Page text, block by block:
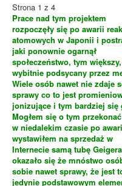
Strona 1 z 4
Prace nad tym projektem
rozpoczęły się po awarii
atomowych w Japonii i
jaki ponownie ogarnął
społeczeństwo, tym
wybitnie podsycany przez
Wiele osób nawet nie zdaje
sprawy co to jest
jonizujące i tym bardziej się
Mogłem się o tym
w niedalekim czasie po
wystawiłem na sprzedaż w
Internecie samą tubę
okazało się że mnóstwo
sobie nawet sprawy, że jest
jedynie podstawowym